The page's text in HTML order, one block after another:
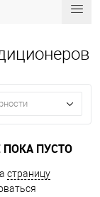
ПУСТО
страницу